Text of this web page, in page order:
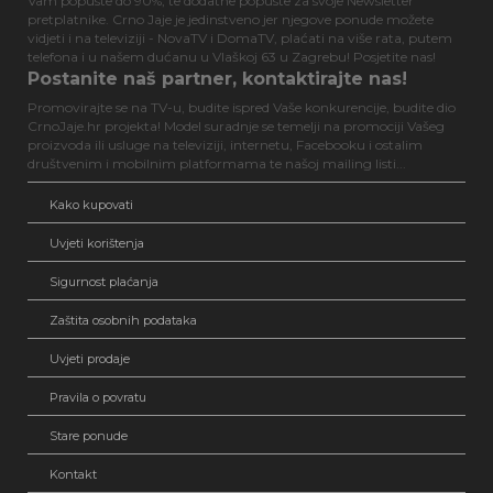
pretplatnike. Crno Jaje je jedinstveno jer njegove ponude možete
vidjeti i na televiziji - NovaTV i DomaTV, plaćati na više rata, putem
telefona i u našem dućanu u Vlaškoj 63 u Zagrebu! Posjetite nas!
Postanite naš partner, kontaktirajte nas!
Promovirajte se na TV-u, budite ispred Vaše konkurencije, budite dio
CrnoJaje.hr projekta! Model suradnje se temelji na promociji Vašeg
proizvoda ili usluge na televiziji, internetu, Facebooku i ostalim
društvenim i mobilnim platformama te našoj mailing listi...
Kako kupovati
Uvjeti korištenja
Sigurnost plaćanja
Zaštita osobnih podataka
Uvjeti prodaje
Pravila o povratu
Stare ponude
Kontakt